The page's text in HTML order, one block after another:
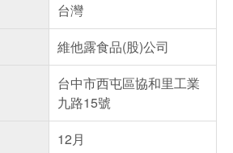
台灣
維他露食品(股)公司
台中市西屯區協和里工業
九路15號
12月